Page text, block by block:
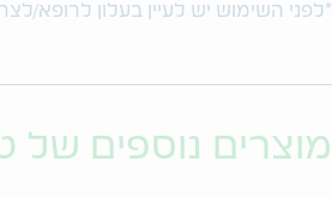
*לפני השימוש יש לעיין בעלון לרופא/
מוצרים נוספים של